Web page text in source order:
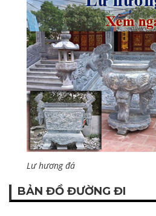
Lư hương đá
BẢN ĐỒ ĐƯỜNG ĐI